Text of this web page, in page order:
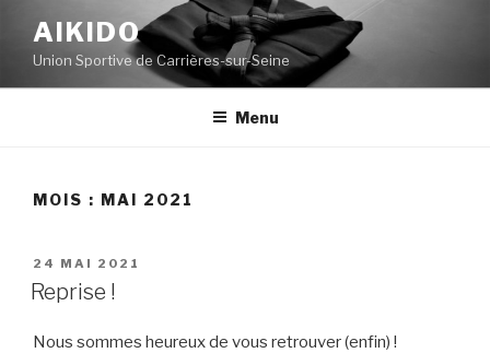
contenu
principal
AIKIDO
Union Sportive de Carrières-sur-Seine
Menu
MOIS : MAI 2021
PUBLIÉ
LE
24 MAI 2021
Reprise !
Nous sommes heureux de vous retrouver (enfin) !